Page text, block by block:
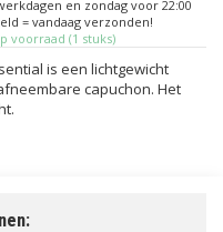
en zondag voor 22:00
= vandaag verzonden!
voorraad (1 stuks)
is een lichtgewicht
capuchon. Het